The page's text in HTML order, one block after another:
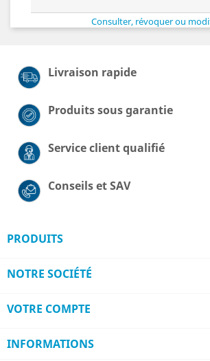
Consulter, révoquer ou
Livraison rapide
Produits sous garantie
Service client qualifié
Conseils et SAV
PRODUITS
NOTRE SOCIÉTÉ
VOTRE COMPTE
INFORMATIONS